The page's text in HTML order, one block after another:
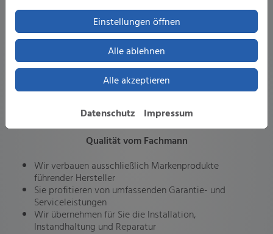
Wir sprechen mit Ihnen über Ihre Vorstellungen und
Wir prüfen für Sie die Voraussetzungen für einen
Umstieg von Öl auf Gas
Sie bekommen eine transparente Kostenaufstellung
und Beratung
Qualität vom Fachmann
Wir verbauen ausschließlich Markenprodukte
führender Hersteller
Sie profitieren von umfassenden Garantie- und
Serviceleistungen
Wir übernehmen für Sie die Installation,
Instandhaltung und Reparatur
Einstellungen öffnen
Alle ablehnen
Alle akzeptieren
Datenschutz Impressum